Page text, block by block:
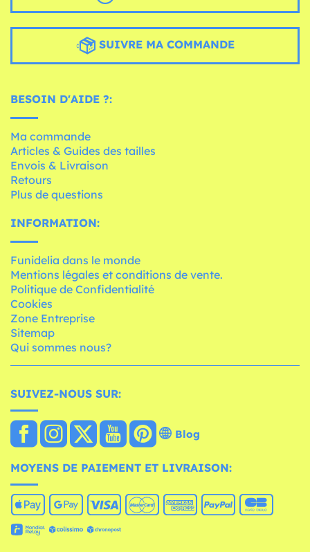
SUIVRE MA COMMANDE
BESOIN D'AIDE ?:
Ma commande
Articles & Guides des tailles
Envois & Livraison
Retours
Plus de questions
INFORMATION:
Funidelia dans le monde
Mentions légales et conditions de vente.
Politique de Confidentialité
Cookies
Zone Entreprise
Sitemap
Qui sommes nous?
SUIVEZ-NOUS SUR:
Blog
MOYENS DE PAIEMENT ET LIVRAISON: